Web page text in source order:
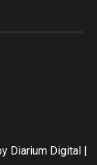
Diarium Digital |